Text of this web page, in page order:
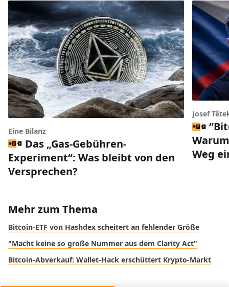
Eine Bilanz
Das „Gas-Gebühren-
Experiment“: Was bleibt von den
Versprechen?
Josef
Weg
Mehr zum Thema
Bitcoin-ETF von Hashdex scheitert an fehlender Größe
"Macht keine so große Nummer aus dem Clarity Act"
Bitcoin-Abverkauf: Wallet-Hack erschüttert Krypto-Markt